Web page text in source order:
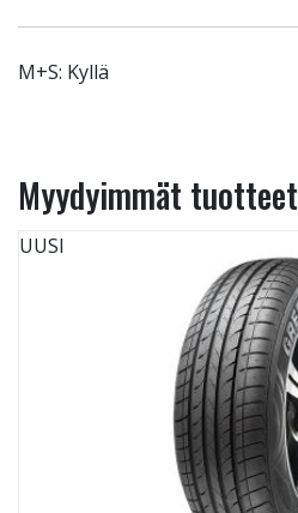
M+S: Kyllä
Myydyimmät tuotteet
UUSI